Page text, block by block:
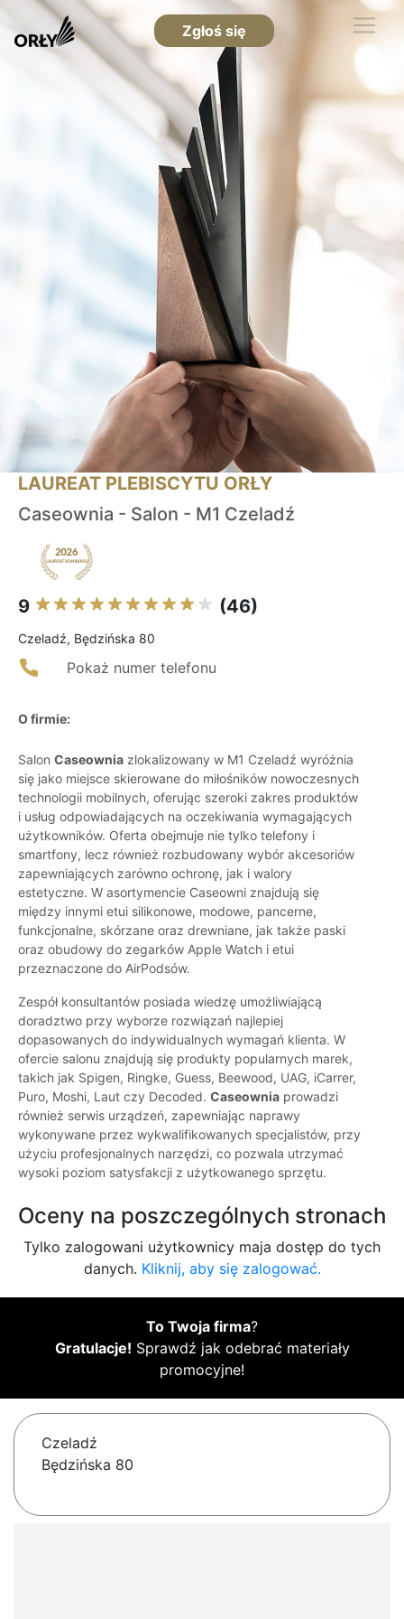
Zgłoś się
LAUREAT PLEBISCYTU ORŁY
Caseownia - Salon - M1 Czeladź
9 (46)
Czeladź, Będzińska 80
Pokaż numer telefonu
O firmie:
Salon Caseownia zlokalizowany w M1 Czeladź wyróżnia
się jako miejsce skierowane do miłośników nowoczesnych
technologii mobilnych, oferując szeroki zakres produktów
i usług odpowiadających na oczekiwania wymagających
użytkowników. Oferta obejmuje nie tylko telefony i
smartfony, lecz również rozbudowany wybór akcesoriów
zapewniających zarówno ochronę, jak i walory
estetyczne. W asortymencie Caseowni znajdują się
między innymi etui silikonowe, modowe, pancerne,
funkcjonalne, skórzane oraz drewniane, jak także paski
oraz obudowy do zegarków Apple Watch i etui
przeznaczone do AirPodsów.
Zespół konsultantów posiada wiedzę umożliwiającą
doradztwo przy wyborze rozwiązań najlepiej
dopasowanych do indywidualnych wymagań klienta. W
ofercie salonu znajdują się produkty popularnych marek,
takich jak Spigen, Ringke, Guess, Beewood, UAG, iCarrer,
Puro, Moshi, Laut czy Decoded. Caseownia prowadzi
również serwis urządzeń, zapewniając naprawy
wykonywane przez wykwalifikowanych specjalistów, przy
użyciu profesjonalnych narzędzi, co pozwala utrzymać
wysoki poziom satysfakcji z użytkowanego sprzętu.
Oceny na poszczególnych stronach
Tylko zalogowani użytkownicy maja dostęp do tych
danych. Kliknij, aby się zalogować.
To Twoja firma?
Gratulacje! Sprawdź jak odebrać materiały
promocyjne!
Czeladź
Będzińska 80